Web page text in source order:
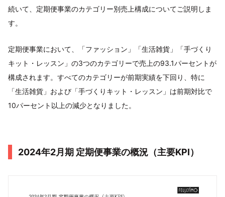
続いて、定期便事業のカテゴリー別売上構成についてご説明しま
す。
定期便事業において、「ファッション」「生活雑貨」「手づくり
キット・レッスン」の3つのカテゴリーで売上の93.1パーセントが
構成されます。すべてのカテゴリーが前期実績を下回り、特に
「生活雑貨」および「手づくりキット・レッスン」は前期対比で
10パーセント以上の減少となりました。
2024年2月期 定期便事業の概況（主要KPI）